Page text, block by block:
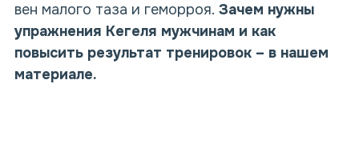
вен малого таза и геморроя. Зачем нужны
упражнения Кегеля мужчинам и как
повысить результат тренировок – в нашем
материале.